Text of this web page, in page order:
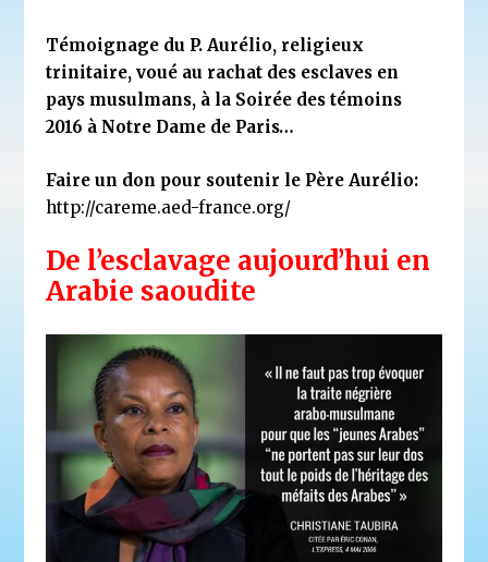
Témoignage du P. Aurélio, religieux
trinitaire, voué au rachat des esclaves en
pays musulmans, à la Soirée des témoins
2016 à Notre Dame de Paris…
Faire un don pour soutenir le Père Aurélio:
http://careme.aed-france.org/
De l’esclavage aujourd’hui en
Arabie saoudite